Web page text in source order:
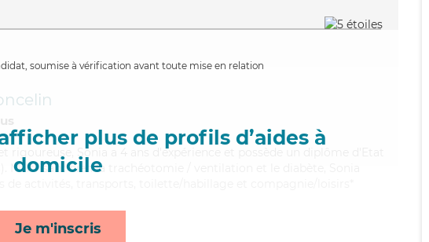
soumise à vérification avant toute mise en relation
plus de profils d’aides à
domicile
Je m'inscris
rigoureuse, Sonia a 4 ans d'expérience et possède un diplôme d'Etat
Maitrisant bien la trachéotomie / ventilation et le diabète, Sonia